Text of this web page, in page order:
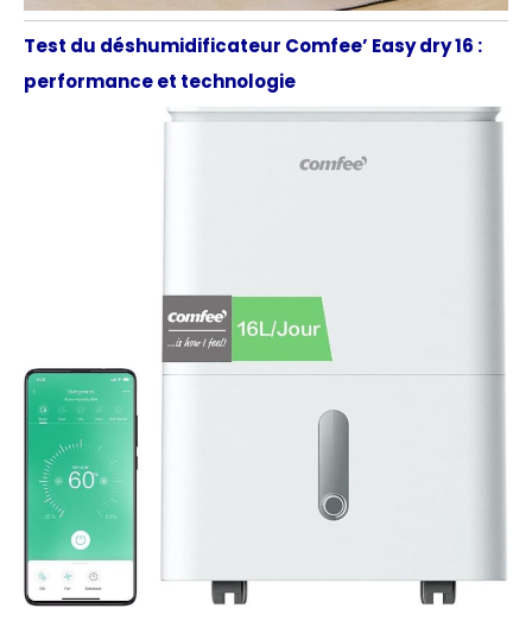
Test du déshumidificateur Comfee’ Easy dry 16 :
performance et technologie